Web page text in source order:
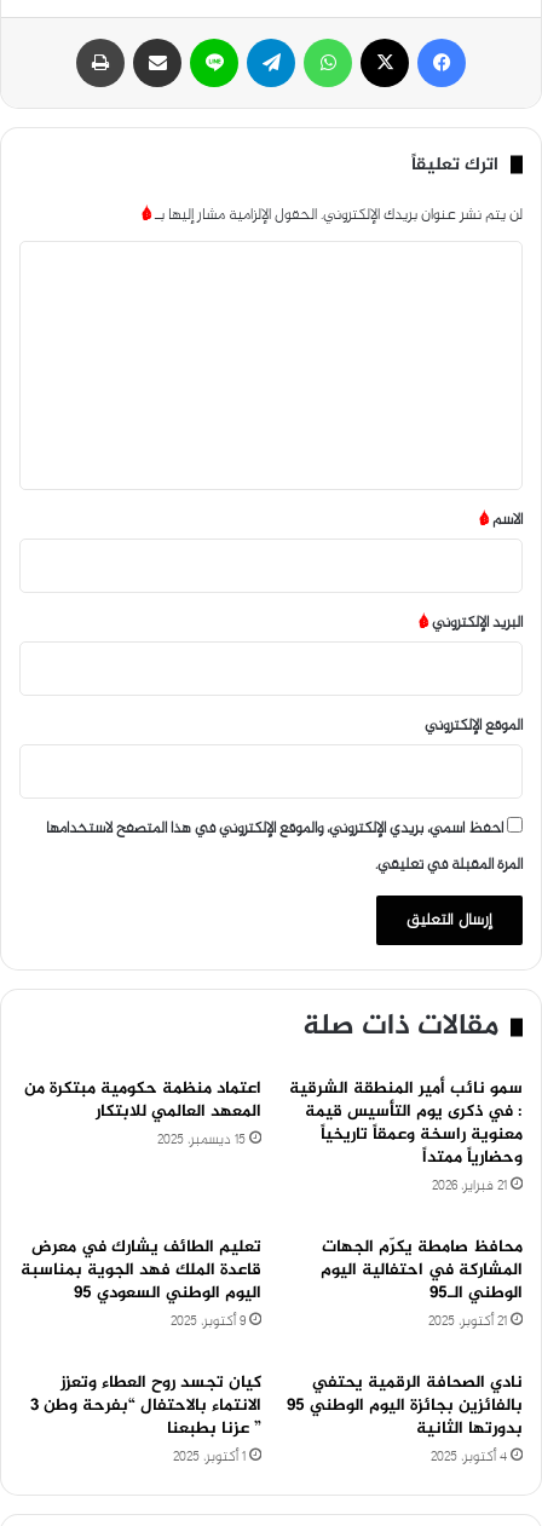
اترك تعليقاً
لن يتم نشر عنوان بريدك الإلكتروني.الحقول الإلزامية مشار إليها بـ*
*
الاسم*
البريد الإلكتروني*
الموقع الإلكتروني
احفظ اسمي، بريدي الإلكتروني، والموقع الإلكتروني في هذا المتصفح لاستخدامها
المرة المقبلة في تعليقي.
مقالات ذات صلة
سمو نائب أمير المنطقة الشرقية
: في ذكرى يوم التأسيس قيمة
معنوية راسخة وعمقاً تاريخياً
وحضارياً ممتداً
21 فبراير، 2026
اعتماد منظمة حكومية مبتكرة من
المعهد العالمي للابتكار
15 ديسمبر، 2025
محافظ صامطة يكرّم الجهات
المشاركة في احتفالية اليوم
الوطني الـ95
21 أكتوبر، 2025
تعليم الطائف يشارك في معرض
قاعدة الملك فهد الجوية بمناسبة
اليوم الوطني السعودي 95
9 أكتوبر، 2025
نادي الصحافة الرقمية يحتفي
بالفائزين بجائزة اليوم الوطني 95
بدورتها الثانية
4 أكتوبر، 2025
كيان تجسد روح العطاء وتعزز
الانتماء بالاحتفال “بفرحة وطن 3
” عزنا بطبعنا
1 أكتوبر، 2025